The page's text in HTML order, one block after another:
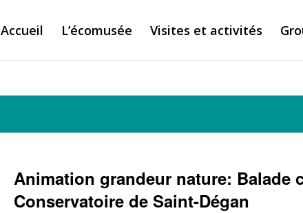
Accueil L’écomusée Visites et activités
Animation grandeur nature: Balade
Conservatoire de Saint-Dégan